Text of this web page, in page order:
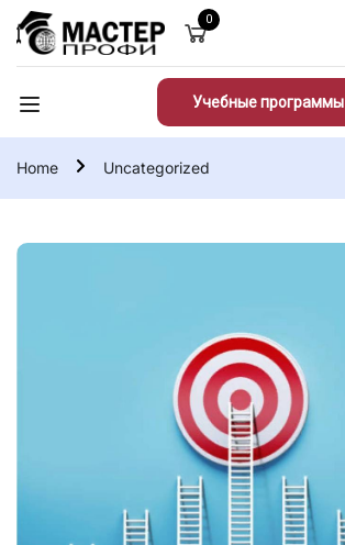
0
Учебные программы
Home Uncategorized